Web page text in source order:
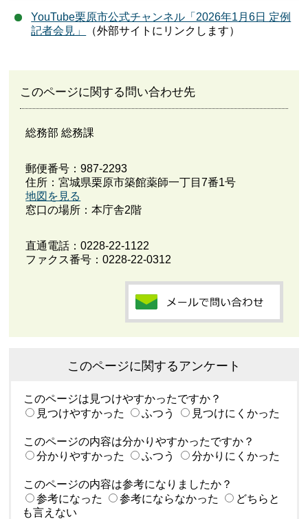
YouTube栗原市公式チャンネル「2026年1月6日 定例
記者会見」
（外部サイトにリンクします）
このページに関する問い合わせ先
総務部 総務課
郵便番号：987-2293
住所：宮城県栗原市築館薬師一丁目7番1号
地図を見る
窓口の場所：本庁舎2階
直通電話：0228-22-1122
ファクス番号：0228-22-0312
このページに関するアンケート
このページは見つけやすかったですか？
見つけやすかった
ふつう 見つけにくかった
このページの内容は分かりやすかったですか？
分かりやすかった
ふつう 分かりにくかった
このページの内容は参考になりましたか？
参考になった
参考にならなかった
どちらと
も言えない